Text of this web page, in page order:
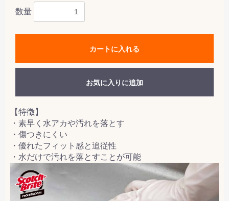
数量
カートに入れる
お気に入りに追加
【特徴】
・素早く水アカや汚れを落とす
・傷つきにくい
・優れたフィット感と追従性
・水だけで汚れを落とすことが可能